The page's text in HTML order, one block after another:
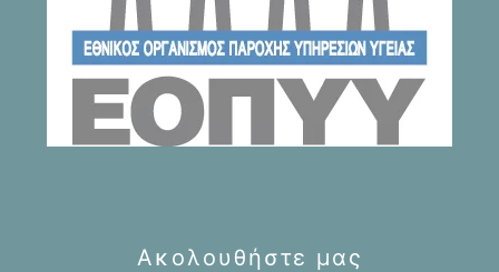
Ακολουθήστε μας